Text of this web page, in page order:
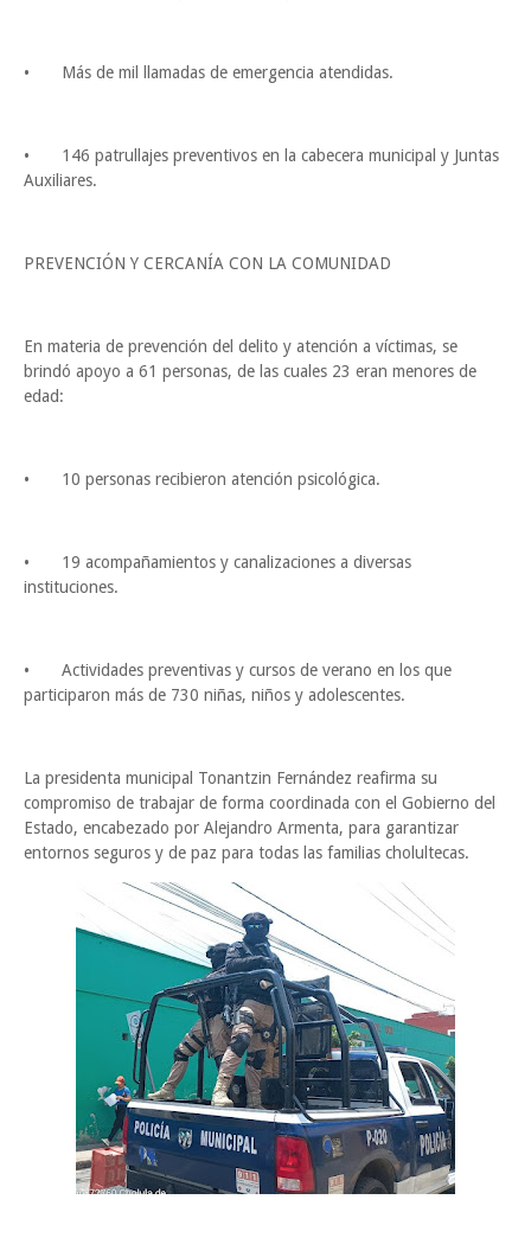
• Más de mil llamadas de emergencia atendidas.
•
146 patrullajes preventivos en la cabecera municipal y Juntas
Auxiliares.
PREVENCIÓN Y CERCANÍA CON LA COMUNIDAD
En materia de prevención del delito y atención a víctimas, se
brindó apoyo a 61 personas, de las cuales 23 eran menores de
edad:
• 10 personas recibieron atención psicológica.
•
19 acompañamientos y canalizaciones a diversas
instituciones.
•
Actividades preventivas y cursos de verano en los que
participaron más de 730 niñas, niños y adolescentes.
La presidenta municipal Tonantzin Fernández reafirma su
compromiso de trabajar de forma coordinada con el Gobierno del
Estado, encabezado por Alejandro Armenta, para garantizar
entornos seguros y de paz para todas las familias cholultecas.